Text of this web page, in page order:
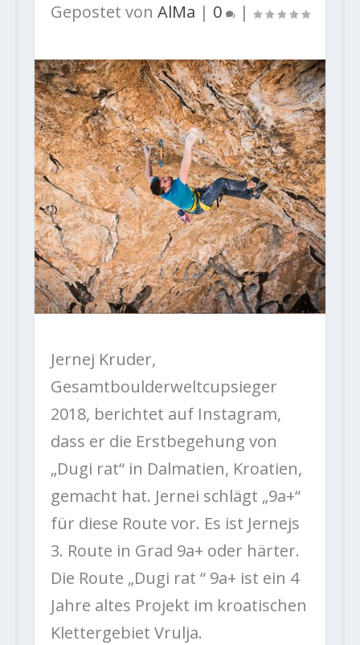
Gepostet von AlMa | 0 |
Jernej Kruder,
Gesamtboulderweltcupsieger
2018, berichtet auf Instagram,
dass er die Erstbegehung von
„Dugi rat“ in Dalmatien, Kroatien,
gemacht hat. Jernei schlägt „9a+“
für diese Route vor. Es ist Jernejs
3. Route in Grad 9a+ oder härter.
Die Route „Dugi rat “ 9a+ ist ein 4
Jahre altes Projekt im kroatischen
Klettergebiet Vrulja.